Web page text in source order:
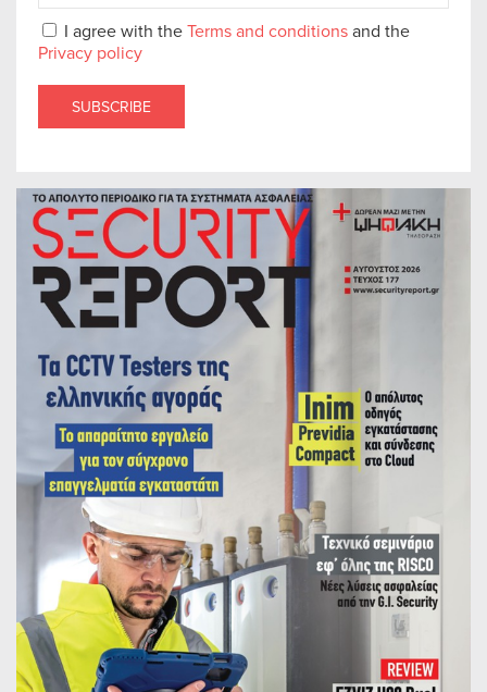
I agree with theTerms and conditionsand the
Privacy policy
SUBSCRIBE